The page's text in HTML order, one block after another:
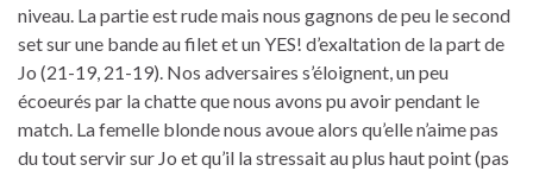
niveau. La partie est rude mais nous gagnons de peu le second
set sur une bande au filet et un YES! d’exaltation de la part de
Jo (21-19, 21-19). Nos adversaires s’éloignent, un peu
écoeurés par la chatte que nous avons pu avoir pendant le
match. La femelle blonde nous avoue alors qu’elle n’aime pas
du tout servir sur Jo et qu’il la stressait au plus haut point (pas